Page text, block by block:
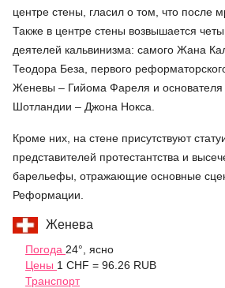
центре стены, гласил о том, что после
Также в центре стены возвышается
деятелей кальвинизма: самого Жана
Теодора Беза, первого
Женевы – Гийома Фареля и основателя
Шотландии – Джона Нокса.
Кроме них, на стене присутствуют
представителей протестантства и
барельефы, отражающие основные
Реформации.
Женева
Погода 24°, ясно
Цены 1 CHF = 96.26 RUB
Транспорт